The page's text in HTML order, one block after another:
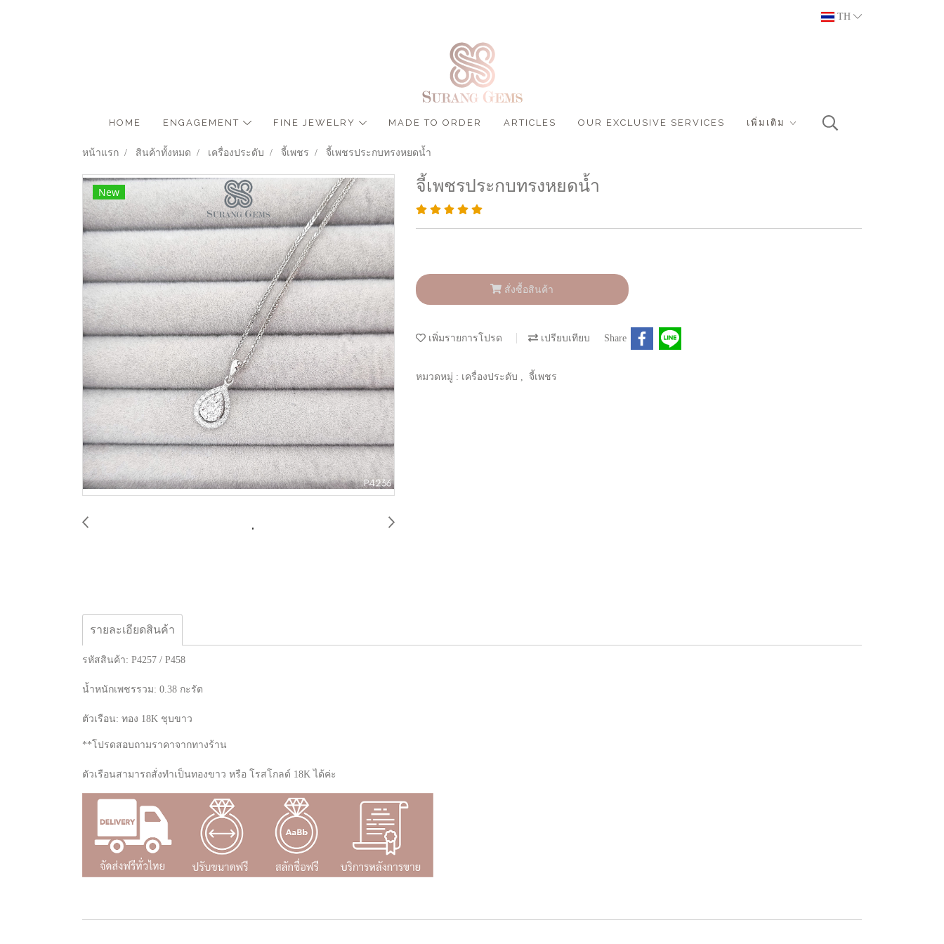
TH
HOME ENGAGEMENT FINE JEWELRY MADE TO ORDER ARTICLES OUR EXCLUSIVE SERVICES เพิ่มเติม
หน้าแรก สินค้าทั้งหมด เครื่องประดับ จี้เพชร จี้เพชรประกบทรงหยดน้ำ
New จี้เพชรประกบทรงหยดน้ำ
สั่งซื้อสินค้า
เพิ่มรายการโปรด เปรียบเทียบ Share
หมวดหมู่ : เครื่องประดับ จี้เพชร
รายละเอียดสินค้า
รหัสสินค้า: P4257 / P458
น้ำหนักเพชรรวม: 0.38 กะรัต
ตัวเรือน: ทอง 18K ชุบขาว
**โปรดสอบถามราคาจากทางร้าน
ตัวเรือนสามารถสั่งทำเป็นทองขาว หรือ โรสโกลด์ 18K ได้ค่ะ